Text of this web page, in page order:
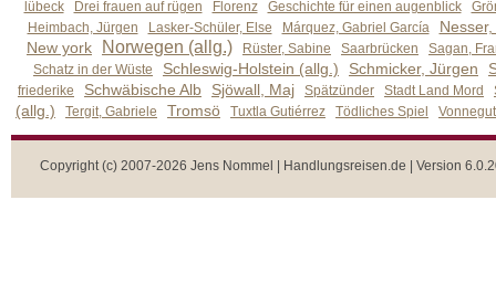
lübeck
Drei frauen auf rügen Florenz Geschichte für einen augenblick
Heimbach, Jürgen
Lasker-Schüler, Else Márquez, Gabriel García
New york
Norwegen (allg.) Rüster, Sabine Saarbrücken
Sagan,
Schatz in der Wüste
Schleswig-Holstein (allg.) Schmicker, Jürgen
friederike Schwäbische Alb Sjöwall, Maj Spätzünder Stadt Land Mord
(allg.) Tergit, Gabriele Tromsö Tuxtla Gutiérrez Tödliches Spiel
Copyright (c) 2007-2026 Jens Nommel | Handlungsreisen.de | Version